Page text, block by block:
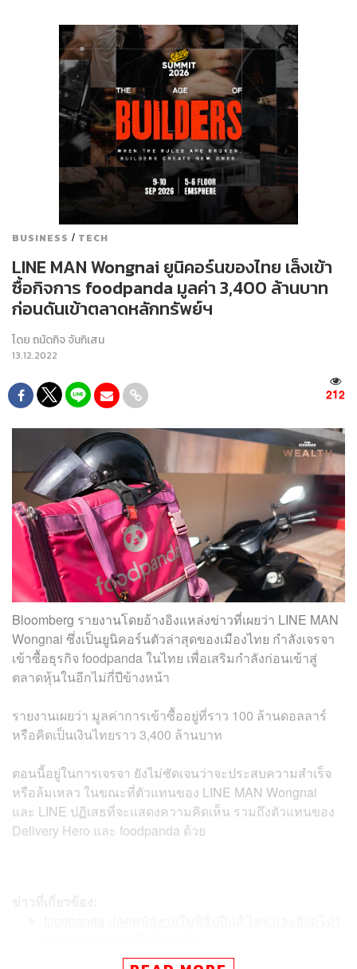
BUSINESS / TECH
LINE MAN Wongnai ยูนิคอร์นของไทย เล็งเข้า
ซื้อกิจการ foodpanda มูลค่า 3,400 ล้านบาท
ก่อนดันเข้าตลาดหลักทรัพย์ฯ
โดยถนัดกิจ จันกิเสน
13.12.2022
212
Bloomberg รายงานโดยอ้างอิงแหล่งข่าวที่เผยว่า LINE MAN
Wongnai ซึ่งเป็นยูนิคอร์นตัวล่าสุดของเมืองไทย กำลังเจรจา
เข้าซื้อธุรกิจ foodpanda ในไทย เพื่อเสริมกำลังก่อนเข้าสู่
ตลาดหุ้นในอีกไม่กี่ปีข้างหน้า
รายงานเผยว่า มูลค่าการเข้าซื้ออยู่ที่ราว 100 ล้านดอลลาร์
หรือคิดเป็นเงินไทยราว 3,400 ล้านบาท
ตอนนี้อยู่ในการเจรจา ยังไม่ชัดเจนว่าจะประสบความสำเร็จ
หรือล้มเหลว ในขณะที่ตัวแทนของ LINE MAN Wongnai
และ LINE ปฏิเสธที่จะแสดงความคิดเห็น รวมถึงตัวแทนของ
Delivery Hero และ foodpanda ด้วย
กรณีศึกษา #แบนfoodpanda เมื่อ ‘ความเร็ว’ เป็นเรื่องส